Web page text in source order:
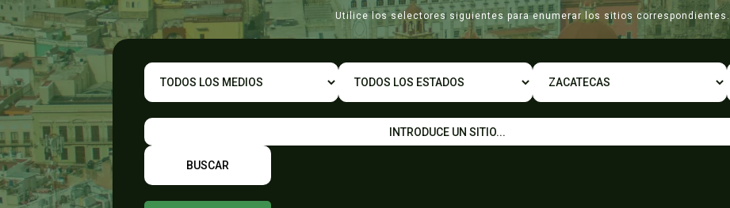
Utilice los selectores siguientes para enumerar los sitios correspondientes.